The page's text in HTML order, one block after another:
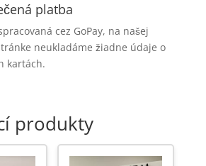
platba
cez GoPay, na našej
neukladáme žiadne údaje o
kartách.
produkty